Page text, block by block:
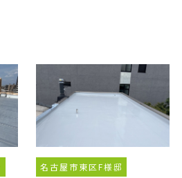
名古屋市東区F様邸